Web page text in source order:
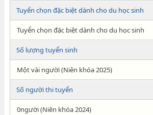
Tuyển chọn đặc biệt dành cho du học sinh
Tuyển chọn đặc biệt dành cho du học sinh
Số lượng tuyển sinh
Một vài người (Niên khóa 2025)
Số người thi tuyển
0người (Niên khóa 2024)